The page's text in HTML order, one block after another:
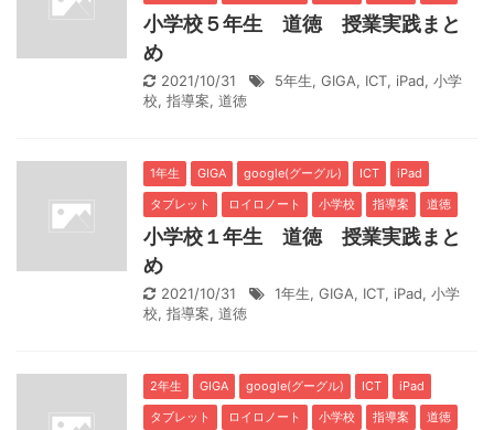
小学校５年生 道徳 授業実践まと
め
2021/10/31 5年生, GIGA, ICT, iPad, 小学
校, 指導案, 道徳
1年生 GIGA google(グーグル) ICT
iPad
タブレット
ロイロノート 小学校 指導案 道徳
小学校１年生 道徳 授業実践まと
め
2021/10/31 1年生, GIGA, ICT, iPad, 小学
校, 指導案, 道徳
2年生 GIGA google(グーグル) ICT
iPad
タブレット
ロイロノート 小学校 指導案 道徳